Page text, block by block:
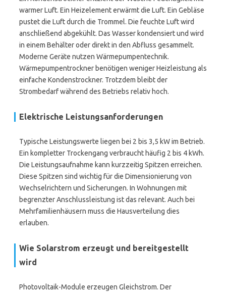
warmer Luft. Ein Heizelement erwärmt die Luft. Ein Gebläse
pustet die Luft durch die Trommel. Die feuchte Luft wird
anschließend abgekühlt. Das Wasser kondensiert und wird
in einem Behälter oder direkt in den Abfluss gesammelt.
Moderne Geräte nutzen Wärmepumpentechnik.
Wärmepumpentrockner benötigen weniger Heizleistung als
einfache Kondenstrockner. Trotzdem bleibt der
Strombedarf während des Betriebs relativ hoch.
Elektrische Leistungsanforderungen
Typische Leistungswerte liegen bei 2 bis 3,5 kW im Betrieb.
Ein kompletter Trockengang verbraucht häufig 2 bis 4 kWh.
Die Leistungsaufnahme kann kurzzeitig Spitzen erreichen.
Diese Spitzen sind wichtig für die Dimensionierung von
Wechselrichtern und Sicherungen. In Wohnungen mit
begrenzter Anschlussleistung ist das relevant. Auch bei
Mehrfamilienhäusern muss die Hausverteilung dies
erlauben.
Wie Solarstrom erzeugt und bereitgestellt
wird
Photovoltaik-Module erzeugen Gleichstrom. Der